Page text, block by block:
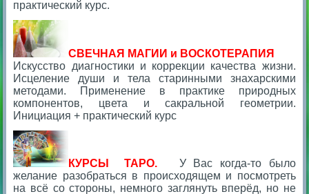
практический курс.
СВЕЧНАЯ МАГИИ и ВОСКОТЕРАПИЯ
Искусство диагностики и коррекции качества жизни.
Исцеление души и тела старинными знахарскими
методами. Применение в практике природных
компонентов, цвета и сакральной геометрии.
Инициация + практический курс
КУРСЫ ТАРО. У Вас когда-то было
желание разобраться в происходящем и посмотреть
на всё со стороны, немного заглянуть вперёд, но не